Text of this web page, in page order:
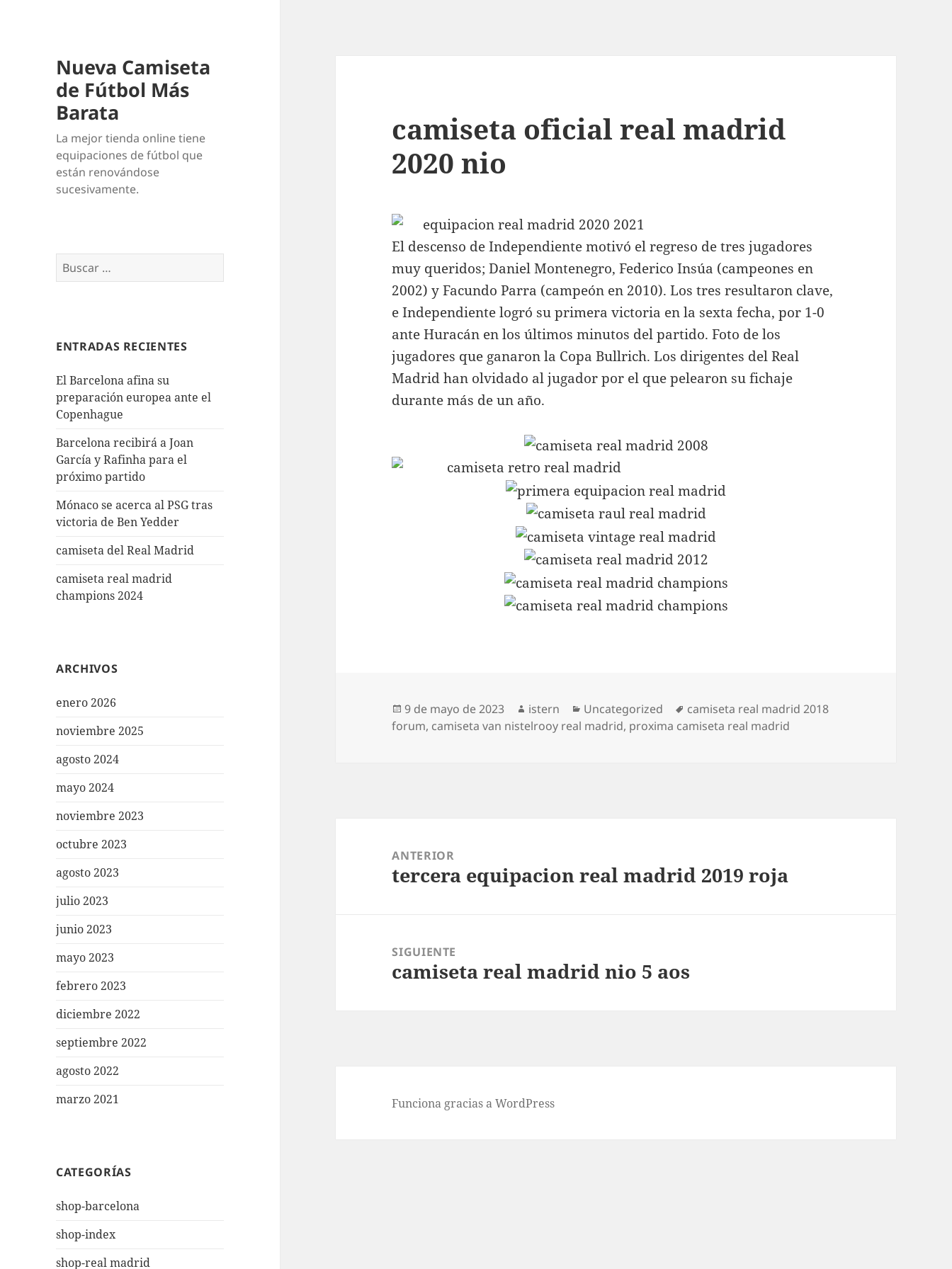
Nueva Camiseta
de Fútbol Más
Barata
La mejor tienda online tiene
equipaciones de fútbol que
están renovándose
sucesivamente.
Buscar:
ENTRADAS RECIENTES
El Barcelona afina su
preparación europea ante el
Copenhague
Barcelona recibirá a Joan
García y Rafinha para el
próximo partido
Mónaco se acerca al PSG tras
victoria de Ben Yedder
camiseta del Real Madrid
camiseta real madrid
champions 2024
ARCHIVOS
enero 2026
noviembre 2025
agosto 2024
mayo 2024
noviembre 2023
octubre 2023
agosto 2023
julio 2023
junio 2023
mayo 2023
febrero 2023
diciembre 2022
septiembre 2022
agosto 2022
marzo 2021
CATEGORÍAS
shop-barcelona
shop-index
shop-real madrid
camiseta oficial real madrid
2020 nio
El descenso de Independiente motivó el regreso de tres jugadores
muy queridos; Daniel Montenegro, Federico Insúa (campeones en
2002) y Facundo Parra (campeón en 2010). Los tres resultaron clave,
e Independiente logró su primera victoria en la sexta fecha, por 1-0
ante Huracán en los últimos minutos del partido. Foto de los
jugadores que ganaron la Copa Bullrich. Los dirigentes del Real
Madrid han olvidado al jugador por el que pelearon su fichaje
durante más de un año.
Publicado
el
9 de mayo de 2023 Autor
istern Categorías
Uncategorized Etiquetas
camiseta real madrid 2018
forum, camiseta van nistelrooy real madrid, proxima camiseta real madrid
entradas
ANTERIOR
Entrada
tercera equipacion real madrid 2019 roja
SIGUIENTE
Entrada
camiseta real madrid nio 5 aos
Funciona gracias a WordPress